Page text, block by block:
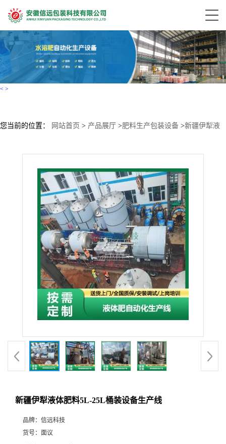
< >
您当前的位置： 网站首页 > 产品展厅 >肥料生产包装设备 >新疆伊犁液
新疆伊犁液体肥料5L-25L桶装设备生产线
品牌： 信远科技
货号： 面议